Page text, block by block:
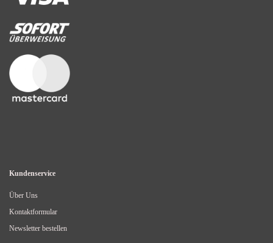
Kundenservice
Über Uns
Kontaktformular
Newsletter bestellen